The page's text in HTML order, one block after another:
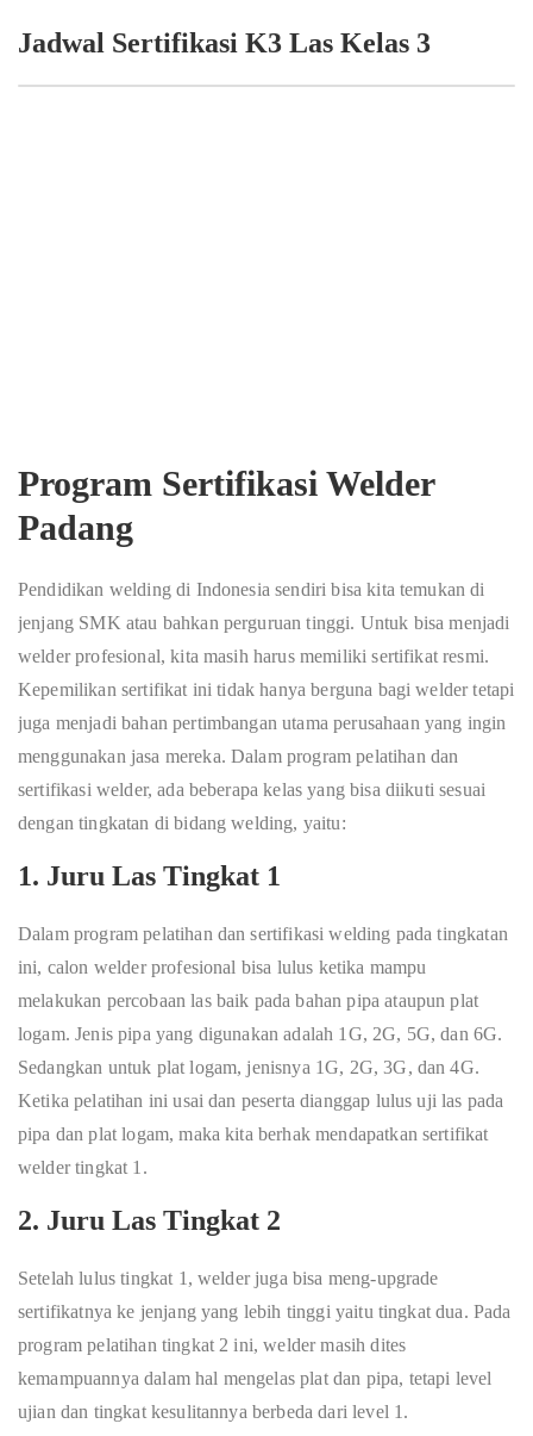
Jadwal Sertifikasi K3 Las Kelas 3
Program Sertifikasi Welder
Padang
Pendidikan welding di Indonesia sendiri bisa kita temukan di
jenjang SMK atau bahkan perguruan tinggi. Untuk bisa menjadi
welder profesional, kita masih harus memiliki sertifikat resmi.
Kepemilikan sertifikat ini tidak hanya berguna bagi welder tetapi
juga menjadi bahan pertimbangan utama perusahaan yang ingin
menggunakan jasa mereka. Dalam program pelatihan dan
sertifikasi welder, ada beberapa kelas yang bisa diikuti sesuai
dengan tingkatan di bidang welding, yaitu:
1. Juru Las Tingkat 1
Dalam program pelatihan dan sertifikasi welding pada tingkatan
ini, calon welder profesional bisa lulus ketika mampu
melakukan percobaan las baik pada bahan pipa ataupun plat
logam. Jenis pipa yang digunakan adalah 1G, 2G, 5G, dan 6G.
Sedangkan untuk plat logam, jenisnya 1G, 2G, 3G, dan 4G.
Ketika pelatihan ini usai dan peserta dianggap lulus uji las pada
pipa dan plat logam, maka kita berhak mendapatkan sertifikat
welder tingkat 1.
2. Juru Las Tingkat 2
Setelah lulus tingkat 1, welder juga bisa meng-upgrade
sertifikatnya ke jenjang yang lebih tinggi yaitu tingkat dua. Pada
program pelatihan tingkat 2 ini, welder masih dites
kemampuannya dalam hal mengelas plat dan pipa, tetapi level
ujian dan tingkat kesulitannya berbeda dari level 1.